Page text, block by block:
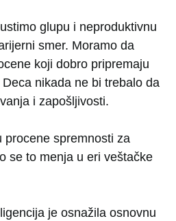
glupu i neproduktivnu
smer. Moramo da
koji dobro pripremaju
nikada ne bi trebalo da
i zapošljivosti.
procene spremnosti za
se to menja u eri veštačke
je osnažila osnovnu